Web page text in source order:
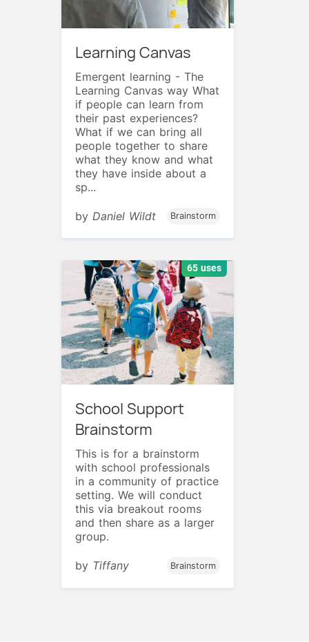
Learning Canvas
Emergent learning - The
Learning Canvas way What
if people can learn from
their past experiences?
What if we can bring all
people together to share
what they know and what
they have inside about a
sp...
by Daniel Wildt Brainstorm
65 uses
School Support
Brainstorm
This is for a brainstorm
with school professionals
in a community of practice
setting. We will conduct
this via breakout rooms
and then share as a larger
group.
by Tiffany Brainstorm